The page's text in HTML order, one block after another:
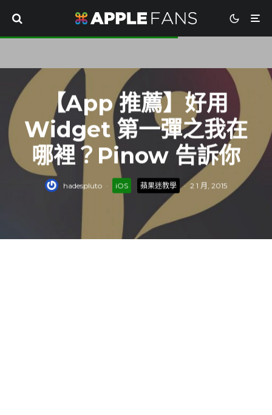
【App 推薦】好用
Widget 第一彈之我在
哪裡？Pinow 告訴你
hadespluto · iOS 蘋果迷教學 · 2 1 月, 2015